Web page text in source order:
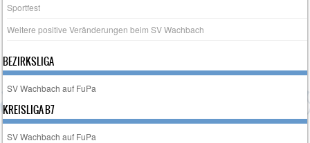
Sportfest
Weitere positive Veränderungen beim SV Wachbach
BEZIRKSLIGA
SV Wachbach auf FuPa
KREISLIGA B7
SV Wachbach auf FuPa